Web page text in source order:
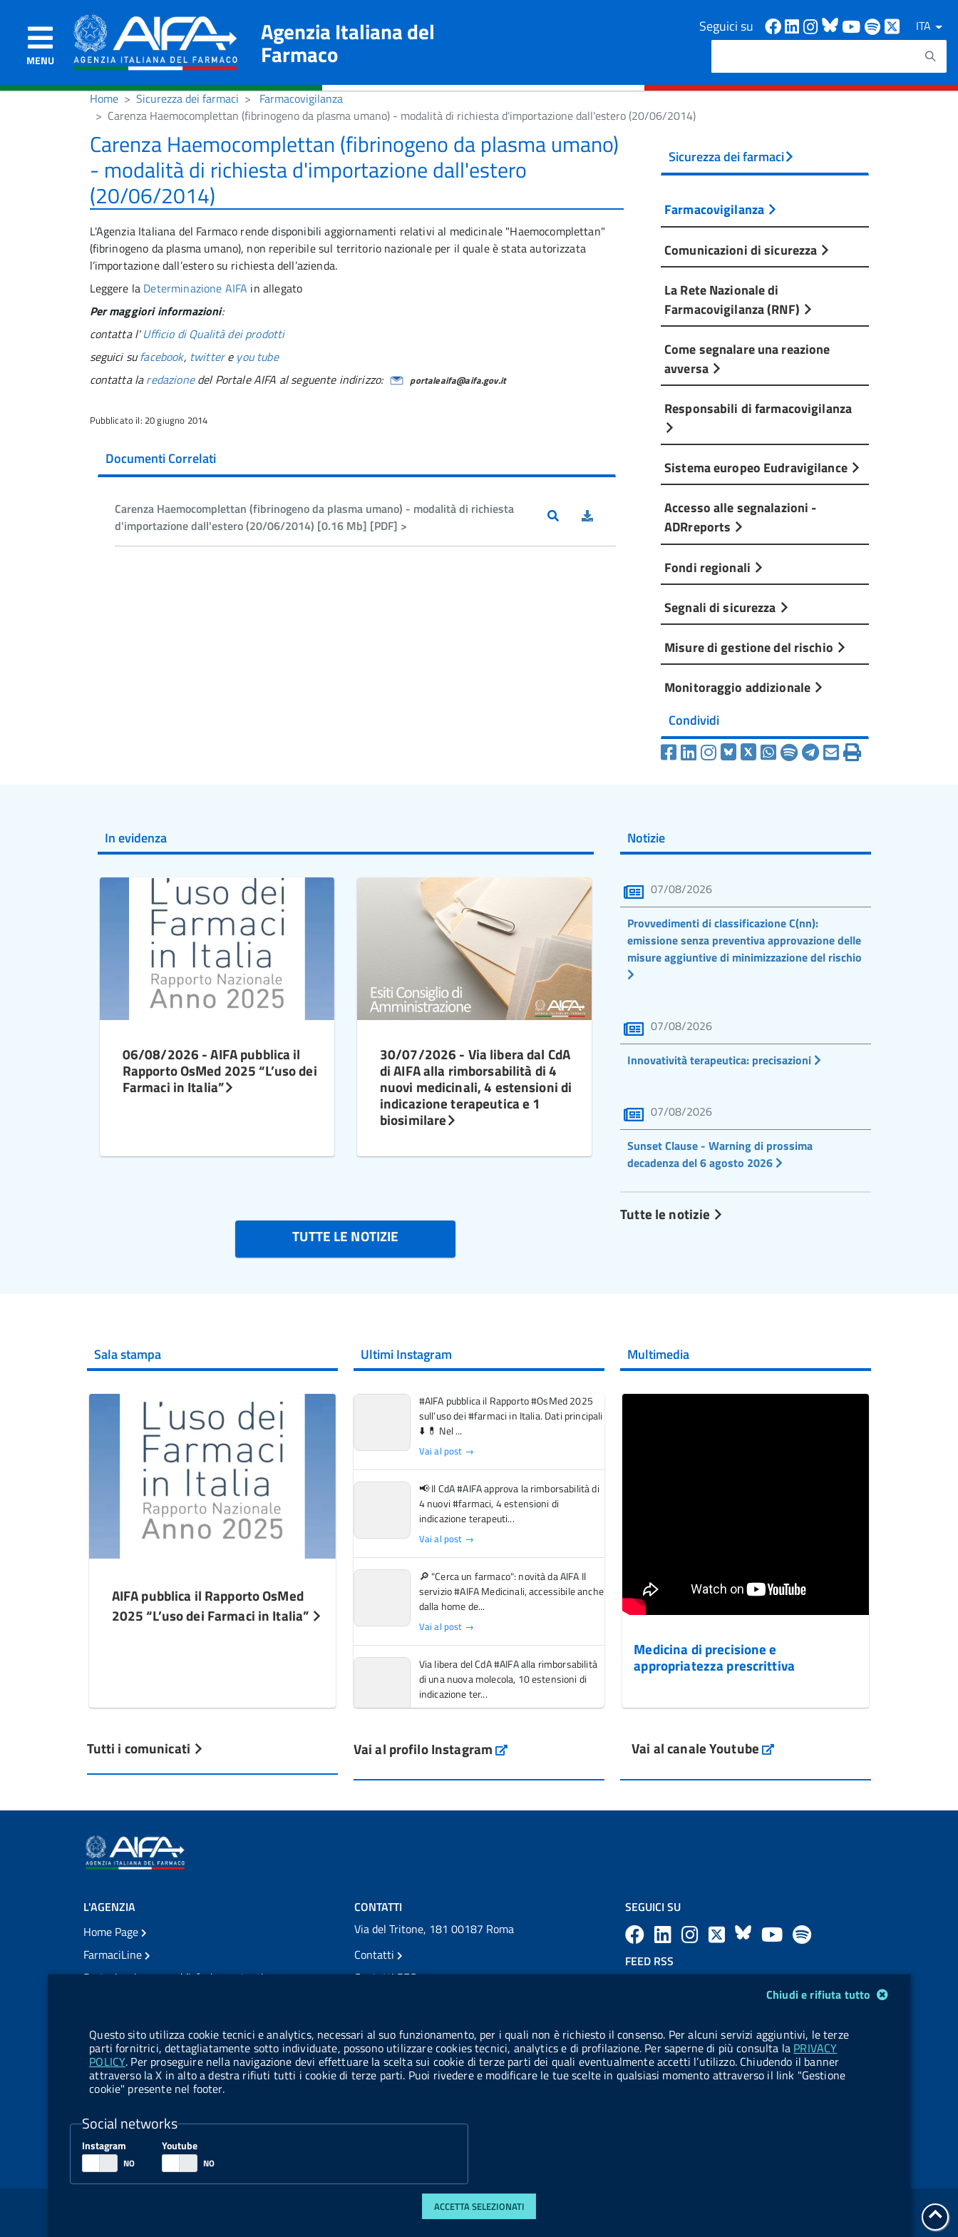
MENU
Agenzia Italiana del
Farmaco
Seguici su Facebook
Linkedin
Instagram
Bluesky
Youtube
Spotify
ITA
Cerca
Home Sicurezza dei farmaci
Farmacovigilanza
Carenza Haemocomplettan (fibrinogeno da plasma umano) - modalità di richiesta d'importazione dall'estero (20/06/2014)
Carenza Haemocomplettan (fibrinogeno da plasma umano)
- modalità di richiesta d'importazione dall'estero
(20/06/2014)
L'Agenzia Italiana del Farmaco rende disponibili aggiornamenti relativi al medicinale "Haemocomplettan"
(fibrinogeno da plasma umano), non reperibile sul territorio nazionale per il quale è stata autorizzata
l’importazione dall’estero su richiesta dell’azienda.
Leggere la Determinazione AIFA in allegato
Per maggiori informazioni:
contatta l'Ufficio di Qualità dei prodotti
seguici sufacebook, twittere you tube
contatta laredazionedel Portale AIFA al seguente indirizzo: portaleaifa@aifa.gov.it
Pubblicato il: 20 giugno 2014
Documenti Correlati
Carenza Haemocomplettan (fibrinogeno da plasma umano) - modalità di richiesta
d'importazione dall'estero (20/06/2014) [0.16 Mb] [PDF] >
Sicurezza dei farmaci
Farmacovigilanza
Comunicazioni di sicurezza
La Rete Nazionale di
Farmacovigilanza (RNF)
Come segnalare una reazione
avversa
Responsabili di farmacovigilanza
Sistema europeo Eudravigilance
Accesso alle segnalazioni -
ADRreports
Fondi regionali
Segnali di sicurezza
Misure di gestione del rischio
Monitoraggio addizionale
Condividi
In evidenza
06/08/2026 - AIFA pubblica il
Rapporto OsMed 2025 “L’uso dei
Farmaci in Italia”
30/07/2026 - Via libera dal CdA
di AIFA alla rimborsabilità di 4
nuovi medicinali, 4 estensioni di
indicazione terapeutica e 1
biosimilare
TUTTE LE NOTIZIE
Notizie
07/08/2026
Provvedimenti di classificazione C(nn):
emissione senza preventiva approvazione delle
misure aggiuntive di minimizzazione del rischio
07/08/2026
Innovatività terapeutica: precisazioni
07/08/2026
Sunset Clause - Warning di prossima
decadenza del 6 agosto 2026
Tutte le notizie
Sala stampa
AIFA pubblica il Rapporto OsMed
2025 “L’uso dei Farmaci in Italia”
Tutti i comunicati
Ultimi Instagram
#AIFA pubblica il Rapporto #OsMed 2025
sull’uso dei #farmaci in Italia. Dati principali
⬇️ 💊 Nel ...
Vai al post →
📢 Il CdA #AIFA approva la rimborsabilità di
4 nuovi #farmaci, 4 estensioni di
indicazione terapeuti...
Vai al post →
🔎 "Cerca un farmaco": novità da AIFA Il
servizio #AIFA Medicinali, accessibile anche
dalla home de...
Vai al post →
Via libera del CdA #AIFA alla rimborsabilità
di una nuova molecola, 10 estensioni di
indicazione ter...
L'Italia si conferma tra i primi Paesi europei
dal Servi...
Vai al profilo Instagram Instagram
Multimedia
Medicina di precisione e
appropriatezza prescrittiva
Vai al canale Youtube
Chiudi e rifiuta tutto
Questo sito utilizza cookie tecnici e analytics, necessari al suo funzionamento, per i quali non è richiesto il consenso. Per alcuni servizi aggiuntivi, le terze
parti fornitrici, dettagliatamente sotto individuate, possono utilizzare cookies tecnici, analytics e di profilazione. Per saperne di più consulta la PRIVACY
POLICY. Per proseguire nella navigazione devi effettuare la scelta sui cookie di terze parti dei quali eventualmente accetti l’utilizzo. Chiudendo il banner
attraverso la X in alto a destra rifiuti tutti i cookie di terze parti. Puoi rivedere e modificare le tue scelte in qualsiasi momento attraverso il link "Gestione
cookie" presente nel footer.
Social networks
Instagram Youtube
ACCETTA SELEZIONATI
L'AGENZIA
Home Page
FarmaciLine
Partecipazione e soddisfazione utenti
Amministrazione Trasparente
Atti di notifica
Pubblicità legale
TrovaNormeFarmaco
Bandi di Gara e Contratti
CONTATTI
Via del Tritone, 181 00187 Roma
Contatti
Contatti PEC
Codice Fiscale: 97345810580
Codice IPA AIFA: aifa_rm
Codice IPA UCB: UFE1TR
SEGUICI SU
F
a
b
o
L
e
d
l
.
X
B
s
k
Y
u
u
b
l
b
l
.
FEED RSS
e
d
Gestione cookie
Obiettivi di accessibilità Statistiche sito